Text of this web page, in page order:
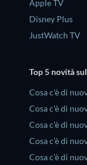
Apple TV
Disney Plus
JustWatch TV
Top 5 novità
Cosa c'è di
Cosa c'è di
Cosa c'è di
Cosa c'è di
Cosa c'è di